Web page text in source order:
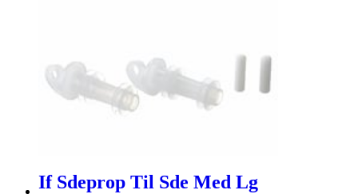
If Sdeprop Til Sde Med Lg